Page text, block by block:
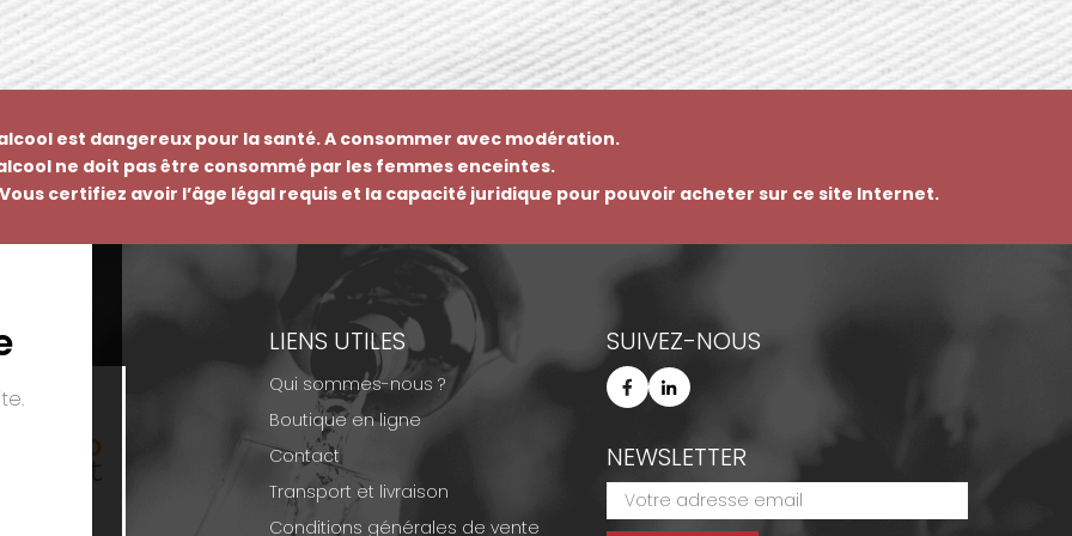
est dangereux pour la santé. A consommer avec modération.
ne doit pas être consommé par les femmes enceintes.
certifiez avoir l’âge légal requis et la capacité juridique pour pouvoir acheter sur ce site Internet.
LIENS UTILES
Qui sommes-nous ?
Boutique en ligne
Contact
Transport et livraison
Conditions générales de vente
SUIVEZ-NOUS
NEWSLETTER